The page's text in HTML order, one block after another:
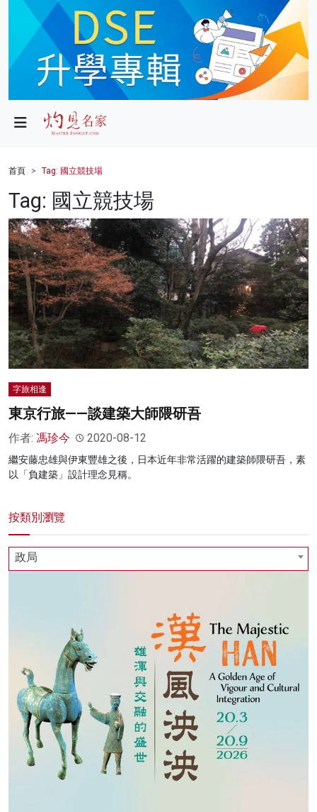
政局
財經
健康
商業
科技
影片
名家榜
灼見活動
關於我們
首頁 Tag: 國立競技場
Tag: 國立競技場
字旅相逢
東京行旅——談建築大師隈研吾
作者: 馮珍今 2020-08-12
繼安藤忠雄與伊東豐雄之後，日本近年非常活躍的建築師隈研吾，素
以「負建築」設計理念見稱。
按類別瀏覽
政局